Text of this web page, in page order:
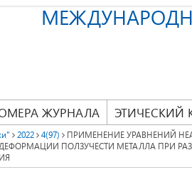
ЖУРНАЛА ЭТИЧЕСКИЙ
2022 4(97)
ПРИМЕНЕНИЕ УРАВНЕНИЙ
ПОЛЗУЧЕСТИ МЕТАЛЛА ПРИ